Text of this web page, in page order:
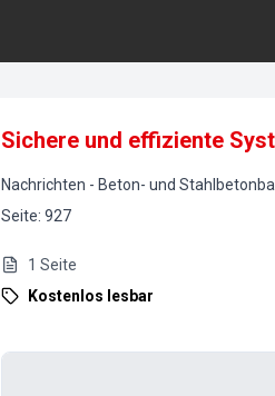
Sichere und effiziente
Nachrichten - Beton- und
Seite: 927
1 Seite
Kostenlos lesbar